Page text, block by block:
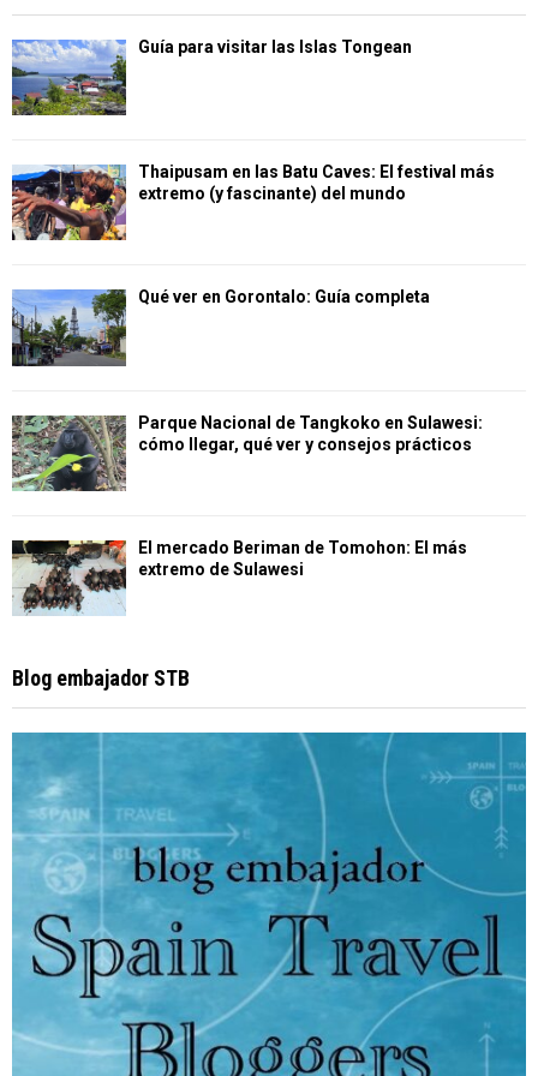
Guía para visitar las Islas Tongean
Thaipusam en las Batu Caves: El festival más
extremo (y fascinante) del mundo
Qué ver en Gorontalo: Guía completa
Parque Nacional de Tangkoko en Sulawesi:
cómo llegar, qué ver y consejos prácticos
El mercado Beriman de Tomohon: El más
extremo de Sulawesi
Blog embajador STB